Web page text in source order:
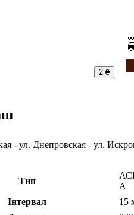
2 ₴
- ул. Днепровская - ул.
Тип
А
Інтервал
15